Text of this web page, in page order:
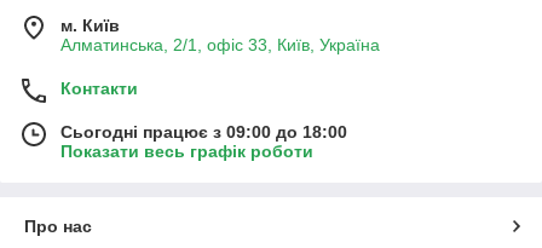
м. Київ
Алматинська, 2/1, офіс 33, Київ, Україна
Контакти
Сьогодні працює з 09:00 до 18:00
Показати весь графік роботи
Про нас